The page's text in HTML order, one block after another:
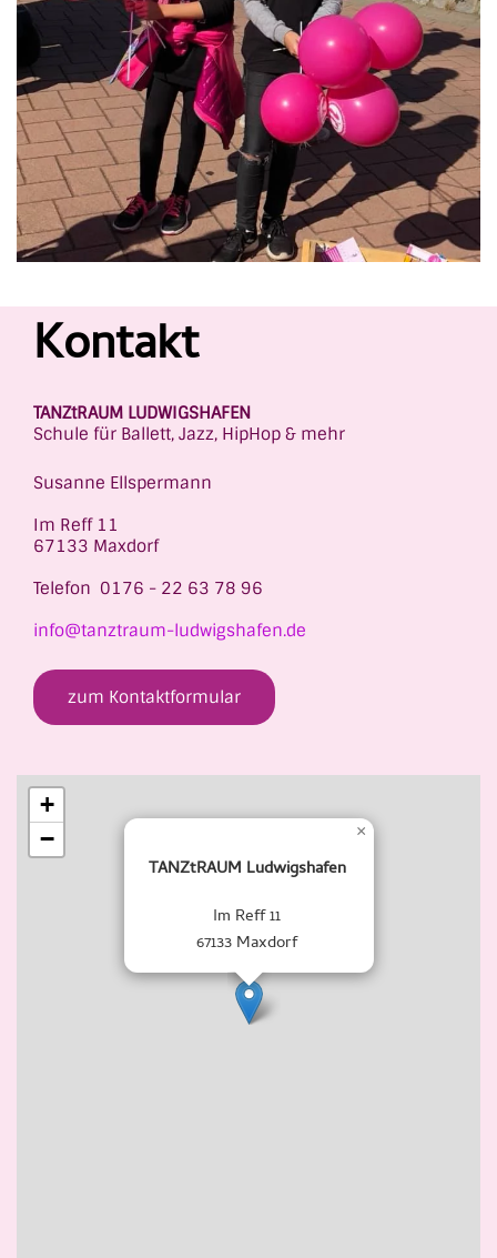
Kontakt
TANZtRAUM LUDWIGSHAFEN
Schule für Ballett, Jazz, HipHop & mehr
Susanne Ellspermann
Im Reff 11
67133 Maxdorf
Telefon 0176 - 22 63 78 96
info@tanztraum-ludwigshafen.de
zum Kontaktformular
TANZtRAUM Ludwigshafen
Im Reff 11
67133 Maxdorf
×
+
−